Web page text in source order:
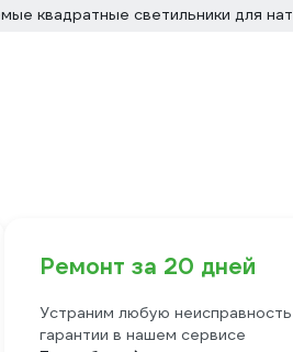
квадратные светильники для
Ремонт за 20 дней
Устраним любую
гарантии в нашем сервисе